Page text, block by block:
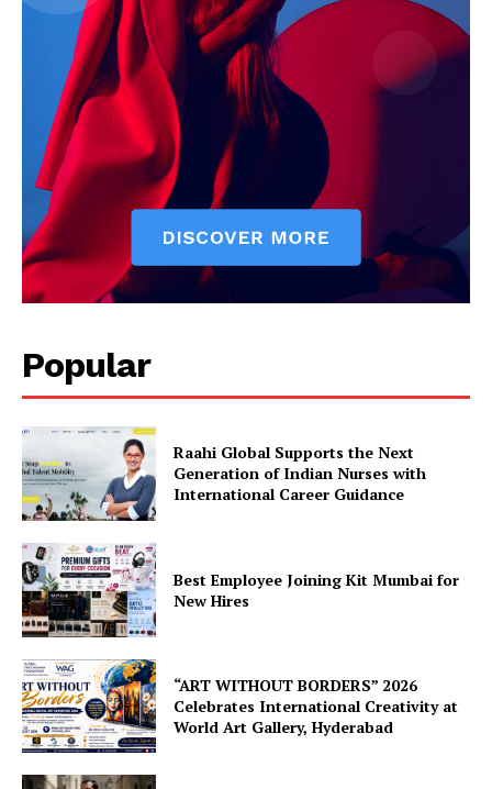
Popular
Raahi Global Supports the Next
Generation of Indian Nurses with
International Career Guidance
Best Employee Joining Kit Mumbai for
New Hires
“ART WITHOUT BORDERS” 2026
Celebrates International Creativity at
World Art Gallery, Hyderabad